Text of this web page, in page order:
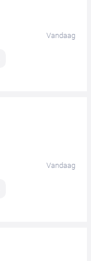
Vandaag
Vandaag